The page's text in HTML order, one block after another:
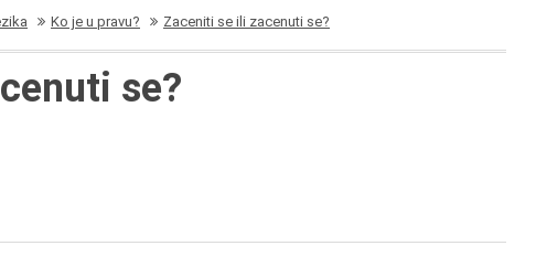
Ko je u pravu? Zaceniti se ili zacenuti se?
se?